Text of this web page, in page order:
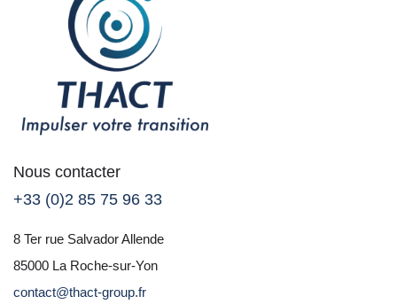
Nous contacter
+33 (0)2 85 75 96 33
8 Ter rue Salvador Allende
85000 La Roche-sur-Yon
contact@thact-group.fr